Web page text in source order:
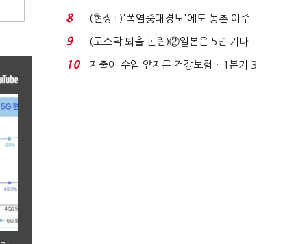
가 제일 중요"...
8
(현장+)'폭염중대경보'에도 농촌 이주
노동자는 강행군…'야...
9
(코스닥 퇴출 논란)②일본은 5년 기다
려주는데 우리는 ...
10
지출이 수입 앞지른 건강보험…1분기 3